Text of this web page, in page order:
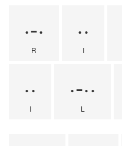
·-·
R
··
I
··
I
·-··
L